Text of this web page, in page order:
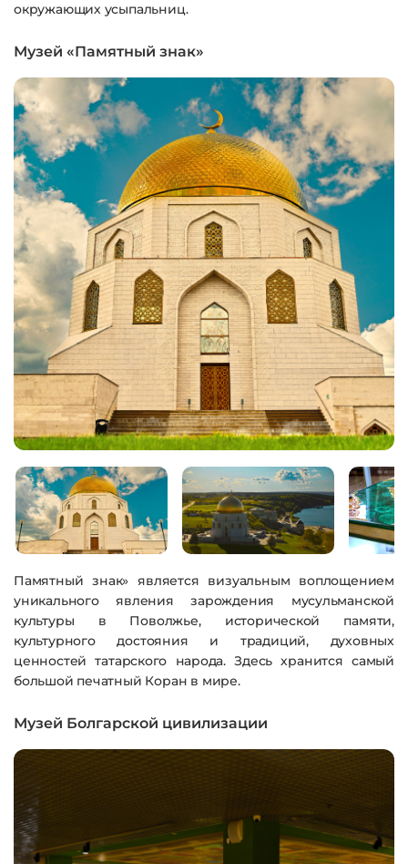
окружающих усыпальниц.
Музей «Памятный знак»
Памятный знак» является визуальным воплощением
уникального явления зарождения мусульманской
культуры в Поволжье, исторической памяти,
культурного достояния и традиций, духовных
ценностей татарского народа. Здесь хранится самый
большой печатный Коран в мире.
Музей Болгарской цивилизации